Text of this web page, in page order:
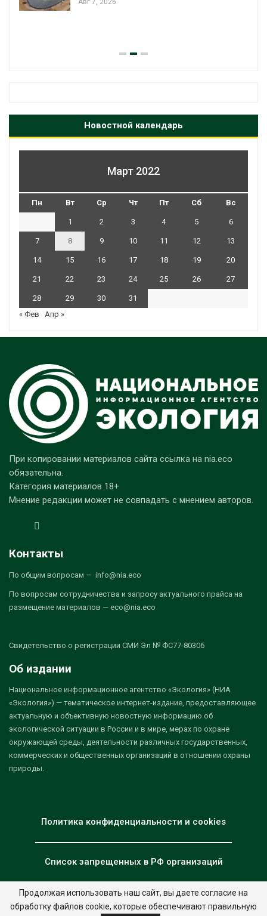
Новостной календарь
Март 2022
Пн Вт Ср Чт Пт Сб Вс
1 2 3 4 5 6
7 8 9 10 11 12 13
14 15 16 17 18 19 20
21 22 23 24 25 26 27
28 29 30
31
« Фев
Апр »
При копировании материалов сайта ссылка на nia.eco
обязательна.
Категория материалов 18+
Мнение редакции может не совпадать с мнением авторов.
Контакты
По общим вопросам — info@nia.eco
По вопросам сотрудничества и запросу актуального прайса на
размещение материалов — eco@nia.eco
Свидетельство о регистрации СМИ Эл № ФС77-80306
Об издании
Национальное информационное агентство «Экология» (НИА
«Экология») — тематическое интернет-издание, предоставляющее
актуальную и объективную новостную информацию об
экологической ситуации в России и в мире, мерах по охране
окружающей среды, деятельности различных государственных,
коммерческих и общественных организаций в отношении охраны
природы.
Политика конфиденциальности и cookies
Список запрещенных в РФ организаций
© 2026 - НИА "Экология". Все права защищены. Дизайн:nia.eco
Продолжая использовать наш сайт, вы даете согласие на
обработку файлов cookie, которые обеспечивают правильную